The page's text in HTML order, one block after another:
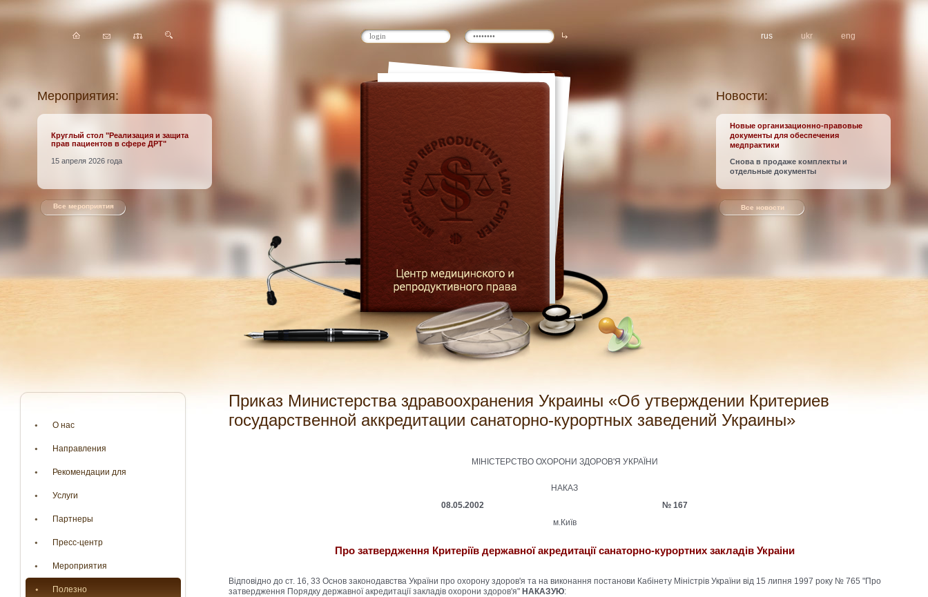
Мероприятия:
Круглый стол "Реализация и защита
прав пациентов в сфере ДРТ"
15 апреля 2026 года
Все мероприятия
Новости:
Новые организационно-правовые
документы для обеспечения
медпрактики
Снова в продаже комплекты и
отдельные документы
Все новости
rus ukr eng
О нас
Направления
Рекомендации для
Услуги
Партнеры
Пресс-центр
Мероприятия
Полезно
Приказ Министерства здравоохранения Украины «Об утверждении Критериев
государственной аккредитации санаторно-курортных заведений Украины»
МІНІСТЕРСТВО ОХОРОНИ ЗДОРОВ'Я УКРАЇНИ
НАКАЗ
08.05.2002 № 167
м.Київ
Про затвердження Критеріїв державної акредитації санаторно-курортних закладів Украіни
Відповідно до ст. 16, 33 Основ законодавства України про охорону здоров'я та на виконання постанови Кабінету Міністрів України від 15 липня 1997 року № 765 "Про
затвердження Порядку державної акредитації закладів охорони здоров'я" НАКАЗУЮ: